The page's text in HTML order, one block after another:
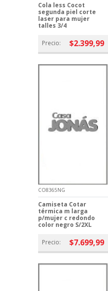
Cola less Cocot
segunda piel corte
laser para mujer
talles 3/4
Precio: $2.399,99
CO8365NG
Camiseta Cotar
térmica m larga
p/mujer c redondo
color negro S/2XL
Precio: $7.699,99